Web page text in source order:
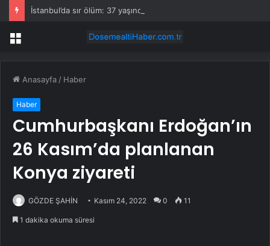
Menü
Anasayfa / Haber
Haber
Cumhurbaşkanı Erdoğan’ın
26 Kasım’da planlanan
Konya ziyareti
GÖZDE ŞAHİN Kasım 24, 2022 0 11
1 dakika okuma süresi